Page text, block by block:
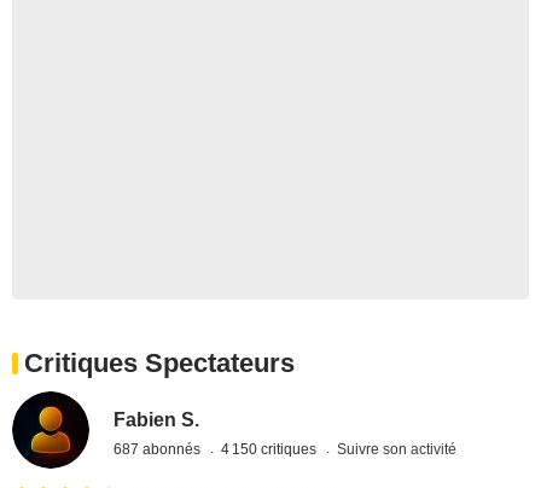
Critiques Spectateurs
Fabien S.
687 abonnés 4 150 critiques Suivre son activité